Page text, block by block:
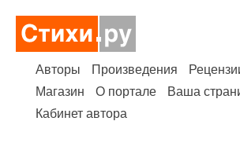
Авторы Произведения
Магазин
О портале
Ваша
Кабинет автора